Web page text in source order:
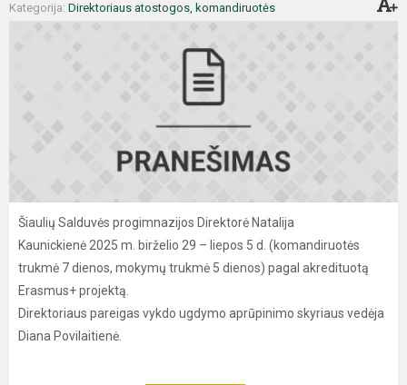
Kategorija: Direktoriaus atostogos, komandiruotės
Šiaulių Salduvės progimnazijos Direktorė Natalija
Kaunickienė 2025 m. birželio 29 – liepos 5 d. (komandiruotės
trukmė 7 dienos, mokymų trukmė 5 dienos) pagal akredituotą
Erasmus+ projektą.
Direktoriaus pareigas vykdo ugdymo aprūpinimo skyriaus vedėja
Diana Povilaitienė.